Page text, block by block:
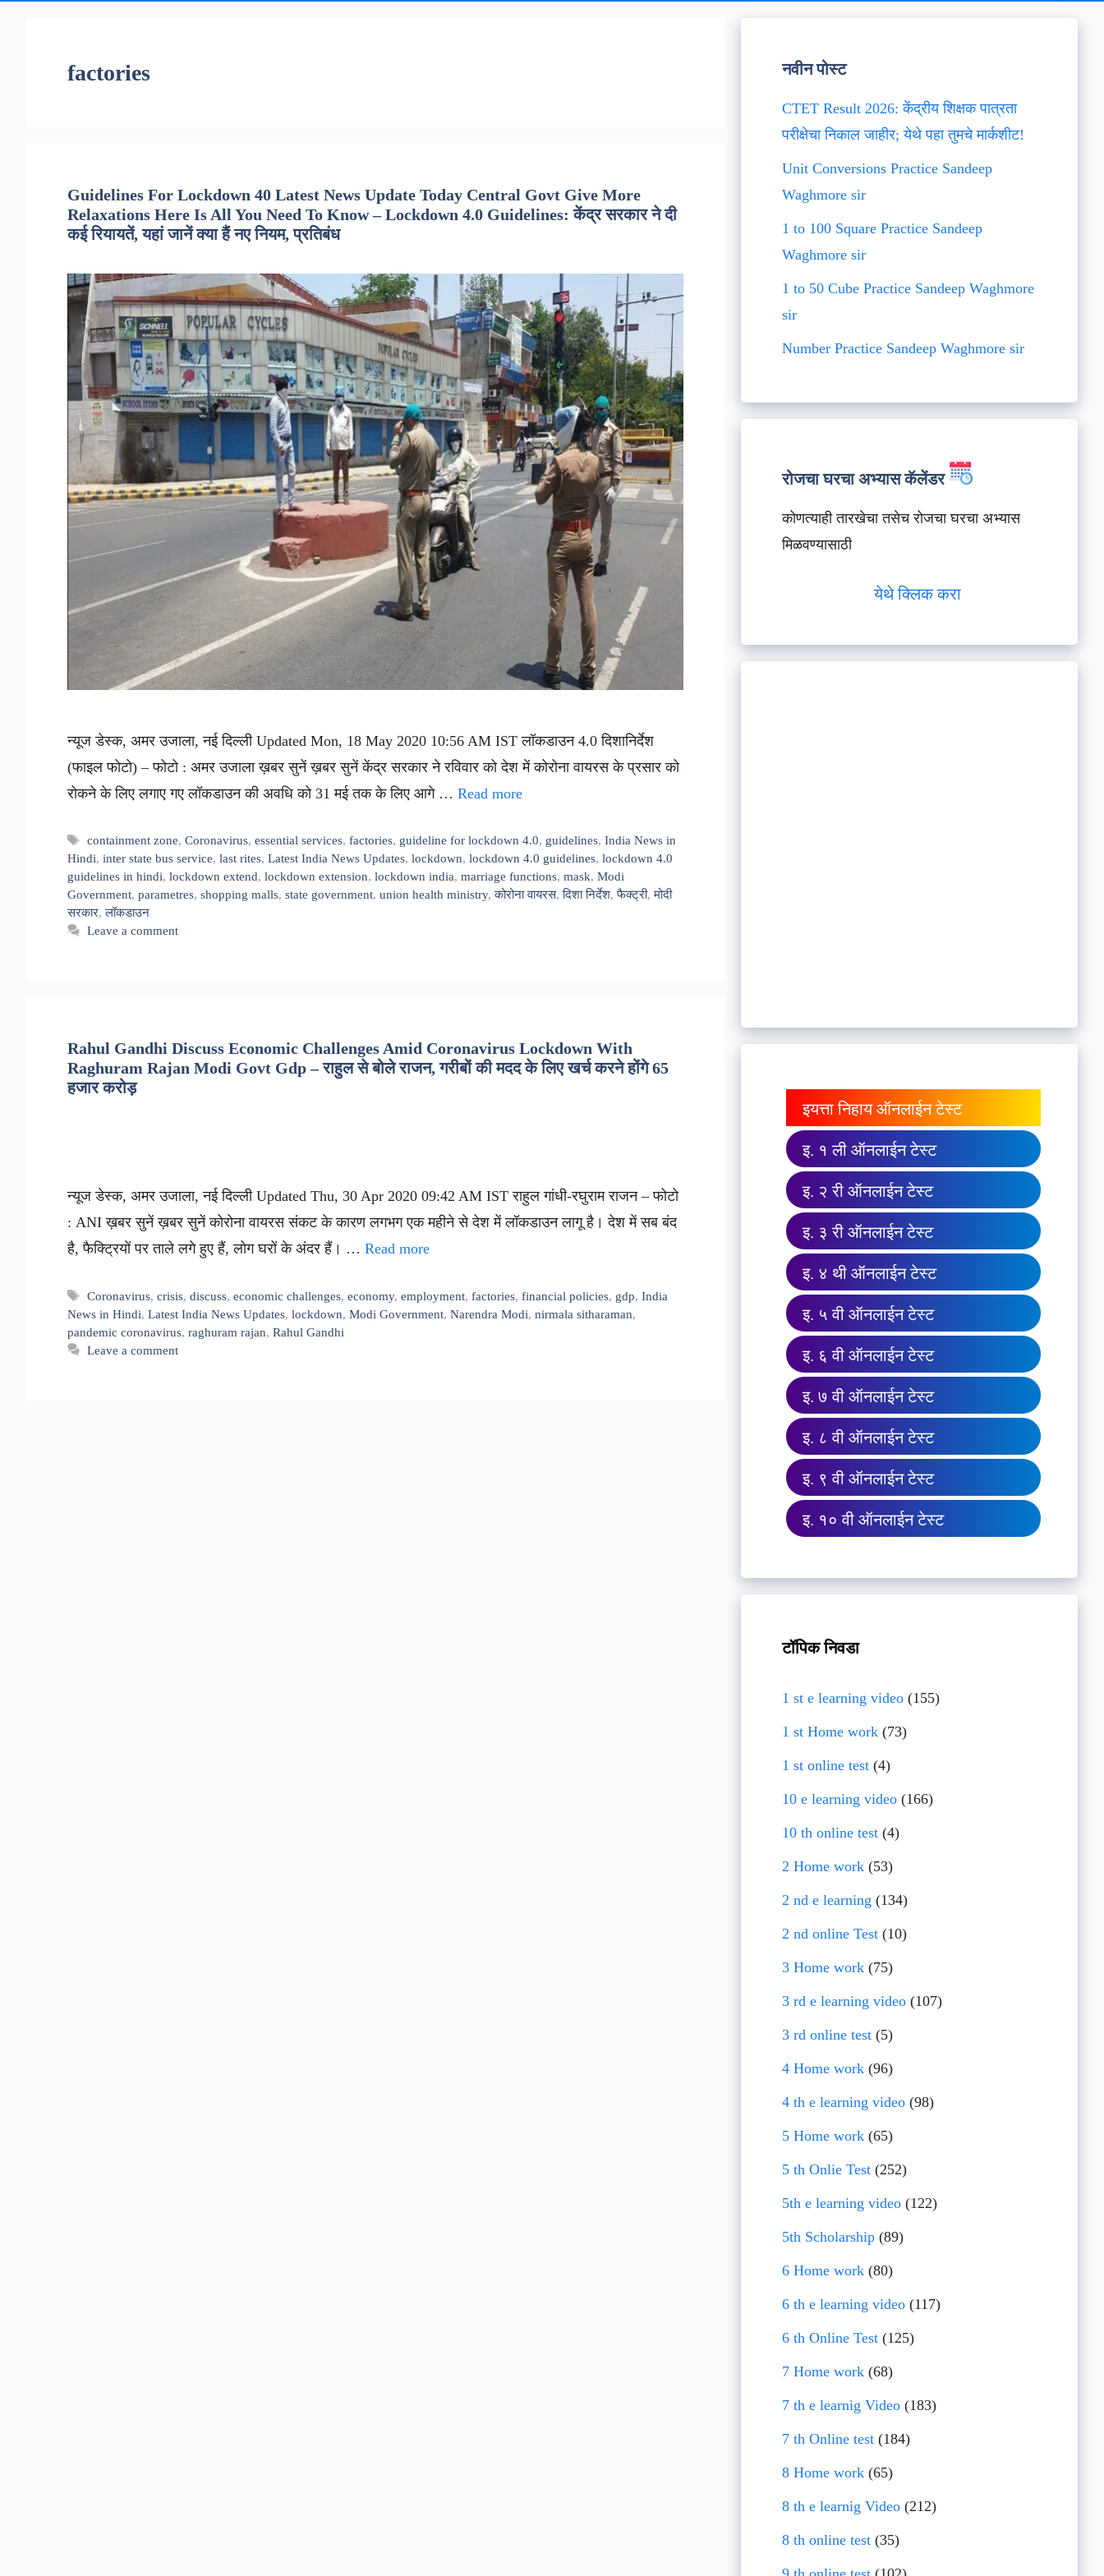
factories
Guidelines For Lockdown 40 Latest News Update Today Central Govt Give More
Relaxations Here Is All You Need To Know – Lockdown 4.0 Guidelines: केंद्र सरकार ने दी
कई रियायतें, यहां जानें क्या हैं नए नियम, प्रतिबंध
न्यूज डेस्क, अमर उजाला, नई दिल्ली Updated Mon, 18 May 2020 10:56 AM IST लॉकडाउन 4.0 दिशानिर्देश
(फाइल फोटो) – फोटो : अमर उजाला ख़बर सुनें ख़बर सुनें केंद्र सरकार ने रविवार को देश में कोरोना वायरस के प्रसार को
रोकने के लिए लगाए गए लॉकडाउन की अवधि को 31 मई तक के लिए आगे … Read more
Tags
containment zone,Coronavirus,essential services,factories, guideline for lockdown 4.0, guidelines,India News in
Hindi, inter state bus service, last rites, Latest India News Updates, lockdown, lockdown 4.0 guidelines, lockdown 4.0
guidelines in hindi, lockdown extend, lockdown extension, lockdown india, marriage functions, mask, Modi
Government, parametres, shopping malls, state government, union health ministry,कोरोना वायरस,दिशा निर्देश,फैक्ट्री,मोदी
सरकार,लॉकडाउन
Leave a comment
Rahul Gandhi Discuss Economic Challenges Amid Coronavirus Lockdown With
Raghuram Rajan Modi Govt Gdp – राहुल से बोले राजन, गरीबों की मदद के लिए खर्च करने होंगे 65
हजार करोड़
न्यूज डेस्क, अमर उजाला, नई दिल्ली Updated Thu, 30 Apr 2020 09:42 AM IST राहुल गांधी-रघुराम राजन – फोटो
: ANI ख़बर सुनें ख़बर सुनें कोरोना वायरस संकट के कारण लगभग एक महीने से देश में लॉकडाउन लागू है। देश में सब बंद
है, फैक्ट्रियों पर ताले लगे हुए हैं, लोग घरों के अंदर हैं। … Read more
Tags
Coronavirus,crisis,discuss,economic challenges,economy,employment,factories,financial policies, gdp,India
News in Hindi, Latest India News Updates, lockdown, Modi Government, Narendra Modi, nirmala sitharaman,
pandemic coronavirus, raghuram rajan, Rahul Gandhi
Leave a comment
नवीन पोस्ट
CTET Result 2026: केंद्रीय शिक्षक पात्रता
परीक्षेचा निकाल जाहीर; येथे पहा तुमचे मार्कशीट!
Unit Conversions Practice Sandeep
Waghmore sir
1 to 100 Square Practice Sandeep
Waghmore sir
1 to 50 Cube Practice Sandeep Waghmore
sir
Number Practice Sandeep Waghmore sir
रोजचा घरचा अभ्यास कॅलेंडर
कोणत्याही तारखेचा तसेच रोजचा घरचा अभ्यास
मिळवण्यासाठी
येथे क्लिक करा
इयत्ता निहाय ऑनलाईन टेस्ट
इ. १ ली ऑनलाईन टेस्ट
इ. २ री ऑनलाईन टेस्ट
इ. ३ री ऑनलाईन टेस्ट
इ. ४ थी ऑनलाईन टेस्ट
इ. ५ वी ऑनलाईन टेस्ट
इ. ६ वी ऑनलाईन टेस्ट
इ. ७ वी ऑनलाईन टेस्ट
इ. ८ वी ऑनलाईन टेस्ट
इ. ९ वी ऑनलाईन टेस्ट
इ. १० वी ऑनलाईन टेस्ट
टॉपिक निवडा
1 st e learning video(155)
1 st Home work(73)
1 st online test(4)
10 e learning video(166)
10 th online test(4)
2 Home work(53)
2 nd e learning (134)
2 nd online Test(10)
3 Home work(75)
3 rd e learning video(107)
3 rd online test(5)
4 Home work(96)
4 th e learning video(98)
5 Home work(65)
5 th Onlie Test(252)
5th e learning video(122)
5th Scholarship(89)
6 Home work(80)
6 th e learning video(117)
6 th Online Test(125)
7 Home work(68)
7 th e learnig Video(183)
7 th Online test(184)
8 Home work(65)
8 th e learnig Video(212)
8 th online test(35)